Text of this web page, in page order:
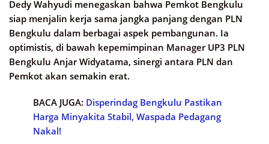
Dedy Wahyudi menegaskan bahwa Pemkot Bengkulu
siap menjalin kerja sama jangka panjang dengan PLN
Bengkulu dalam berbagai aspek pembangunan. Ia
optimistis, di bawah kepemimpinan Manager UP3 PLN
Bengkulu Anjar Widyatama, sinergi antara PLN dan
Pemkot akan semakin erat.
BACA JUGA: Disperindag Bengkulu Pastikan
Harga Minyakita Stabil, Waspada Pedagang
Nakal!